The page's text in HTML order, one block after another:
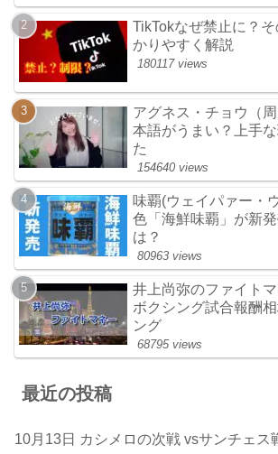
TikTokなぜ禁止に？
かりやすく解説
180117 views
アグネス・チョウ（
本語がうまい？上手
た
154640 views
味覇(ウェイパァー・
色「海鮮味覇」が新
は？
80963 views
井上尚弥のファイト
ボクシング試合報酬
ング
68795 views
最近の投稿
10月13日 カシメロの次戦 vsサンチェス